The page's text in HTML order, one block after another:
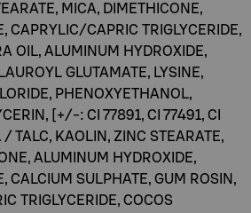
MICA, DIMETHICONE,
CAPRYLIC/CAPRIC TRIGLYCERIDE,
OIL, ALUMINUM HYDROXIDE,
GLUTAMATE, LYSINE,
PHENOXYETHANOL,
[+/-: CI 77891, CI 77491, CI
TALC, KAOLIN, ZINC STEARATE,
ALUMINUM HYDROXIDE,
CALCIUM SULPHATE, GUM ROSIN,
TRIGLYCERIDE, COCOS